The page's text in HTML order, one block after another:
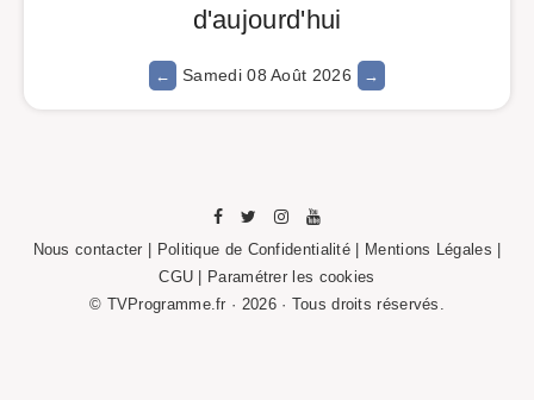
d'aujourd'hui
Samedi 08 Août 2026
Nous contacter Politique de Confidentialité Mentions Légales
CGU |
Paramétrer les cookies
© TVProgramme.fr · 2026 · Tous droits réservés.